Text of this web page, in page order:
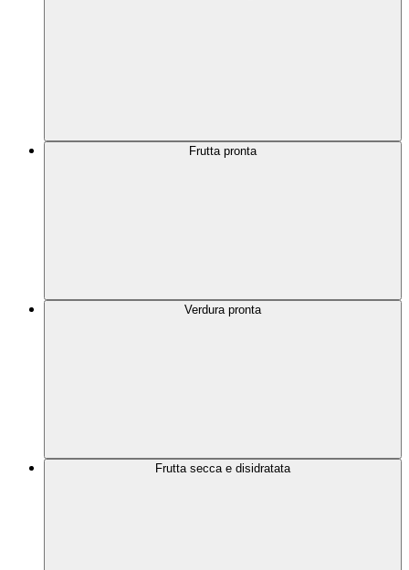
Frutta pronta
Verdura pronta
Frutta secca e disidratata